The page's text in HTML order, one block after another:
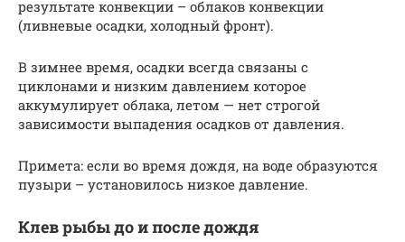
результате конвекции – облаков конвекции
(ливневые осадки, холодный фронт).
В зимнее время, осадки всегда связаны с
циклонами и низким давлением которое
аккумулирует облака, летом — нет строгой
зависимости выпадения осадков от давления.
Примета: если во время дождя, на воде образуются
пузыри – установилось низкое давление.
Клев рыбы до и после дождя